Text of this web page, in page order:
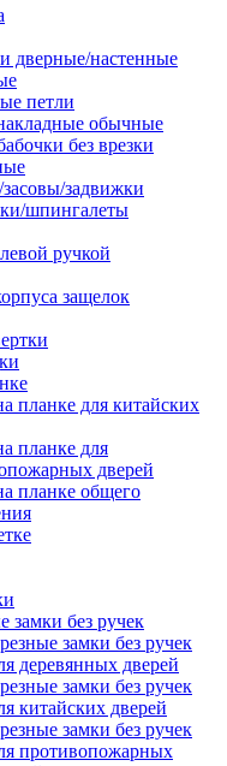
дверные/настенные
петли
обычные
без врезки
задвижки
шпингалеты
ручкой
защелок
планке для китайских
планке для
дверей
планке общего
замки без ручек
замки без ручек
деревянных дверей
замки без ручек
китайских дверей
замки без ручек
противопожарных